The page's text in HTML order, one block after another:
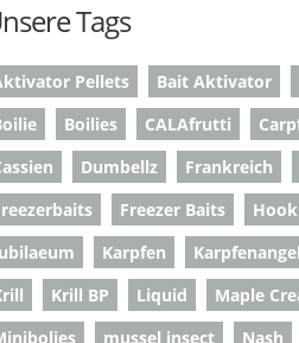
Tags
Pellets Bait Aktivator
Boilies CALAfrutti
Dumbellz Frankreich
Freezer Baits
Karpfen
Krill BP Liquid
Maple
mussel insect
Nash